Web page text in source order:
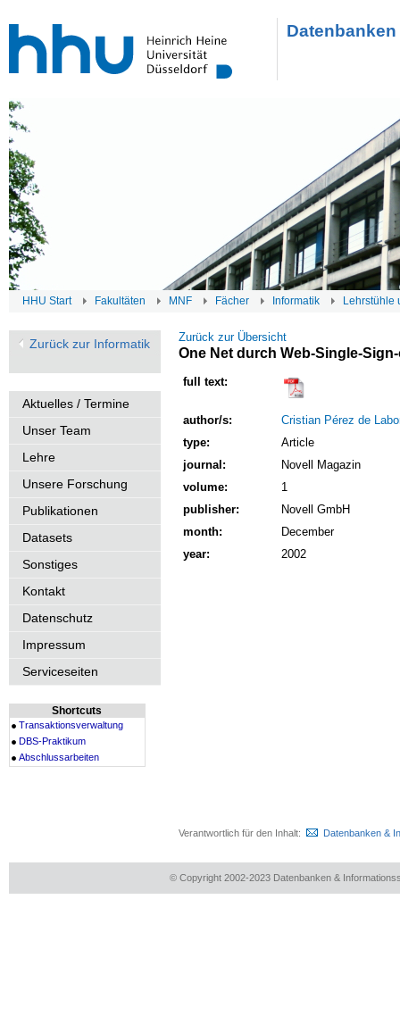
HHU Start Fakultäten MNF Fächer Informatik Lehrstühle
Zurück zur Informatik
Aktuelles / Termine
Unser Team
Lehre
Unsere Forschung
Publikationen
Datasets
Sonstiges
Kontakt
Datenschutz
Impressum
Serviceseiten
Shortcuts
Transaktionsverwaltung
DBS-Praktikum
Abschlussarbeiten
Zurück zur Übersicht
One Net durch Web-Single-
full text:
author/s:
Cristian Pérez de
type:
Article
journal:
Novell Magazin
volume:
1
publisher:
Novell GmbH
month:
December
year:
2002
Verantwortlich für den Inhalt: Datenbanken &
© Copyright 2002-2023 Datenbanken &